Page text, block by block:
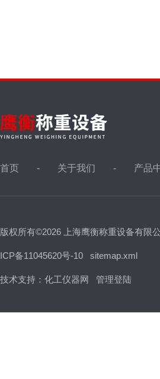
首页 关于我们 产品
版权所有©2026 上海鹰衡称重设备有限
ICP备11045620号-10 sitemap.xml
技术支持： 化工仪器网 管理登陆